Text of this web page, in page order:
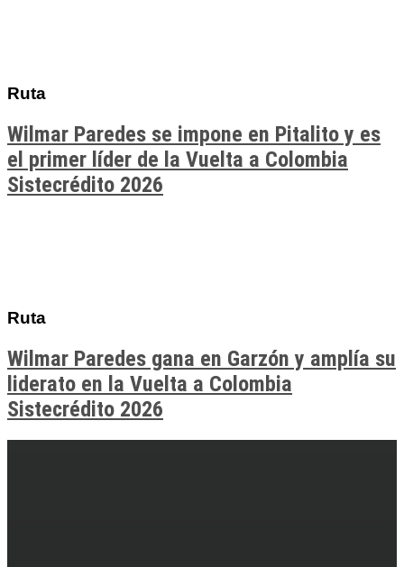
Ruta
Wilmar Paredes se impone en Pitalito y es
el primer líder de la Vuelta a Colombia
Sistecrédito 2026
Ruta
Wilmar Paredes gana en Garzón y amplía su
liderato en la Vuelta a Colombia
Sistecrédito 2026